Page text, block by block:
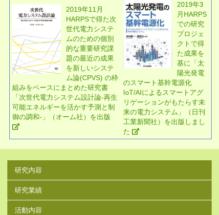
2019年11月
HARPSで得た次
世代電力システ
ムのための個別
的な重要研究課
題の最近の成果
を新しいシステ
ム論(CPVS) の枠
組みをベースにまとめた研究書
「次世代電力システム設計論-再生
可能エネルギーを活かす予測と制
御の調和-」（オーム社）を出版
2019年3
月HARPS
での研究
プロジェ
クトで得
た成果を
基に「太
陽光発電
のスマート基幹電源化
IoT/AIによるスマートアグ
リゲーションがもたらす未
来の電力システム」（日刊
工業新聞社）を出版しまし
た
研究内容
研究業績
活動内容